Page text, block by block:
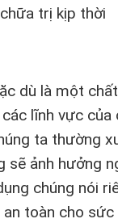
trị kịp thời
dù là một
lĩnh vực của
ta thường
sẽ ảnh hưởng
chúng nói
toàn cho